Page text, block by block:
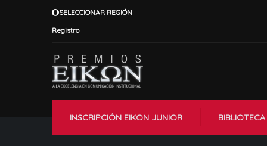
SELECCIONAR REGIÓN
Registro
INSCRIPCIÓN EIKON JUNIOR